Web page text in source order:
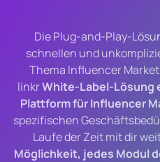
Demo
UNTERNEHMEN
Über uns
Karriere
Partner
Presse
Die Plug-and-Play-
schnellen und
Thema Influencer
linkrWhite-Label-Lösung
Plattform für Influencer
spezifischen
Laufe der Zeit mit dir
Möglichkeit, jedes Modul